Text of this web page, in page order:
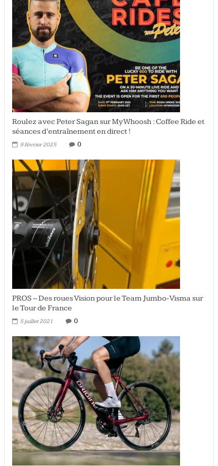
Roulez avec Peter Sagan sur MyWhoosh : Coffee Ride et
séances d’entraînement en direct !
9 février 2025 0
PROS – Des roues Vision pour le Team Jumbo-Visma sur
le Tour de France
5 juillet 2021 0